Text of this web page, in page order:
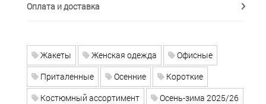
Оплата и доставка
Жакеты Женская одежда
Офисные
Приталенные
Осенние
Короткие
Костюмный ассортимент
Осень-зима 2025/26